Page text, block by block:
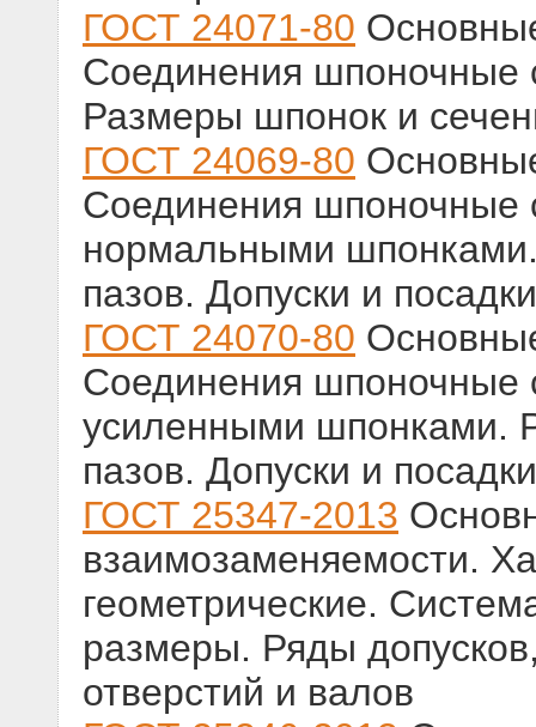
ГОСТ 24071-80
Соединения шпоночные
Размеры шпонок и
ГОСТ 24069-80
Соединения шпоночные
нормальными
пазов. Допуски и посадки
ГОСТ 24070-80
Соединения шпоночные
усиленными шпонками.
пазов. Допуски и посадки
ГОСТ 25347-2013
взаимозаменяемости.
геометрические.
размеры. Ряды
отверстий и валов